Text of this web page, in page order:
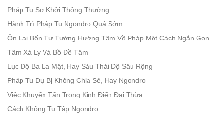
Pháp Tu Sơ Khởi Thông Thường
Hành Trì Pháp Tu Ngondro Quá Sớm
Ôn Lại Bốn Tư Tưởng Hướng Tâm Về Pháp Một Cách Ngắn Gọn
Tâm Xả Ly Và Bồ Đề Tâm
Lục Độ Ba La Mật, Hay Sáu Thái Độ Sâu Rộng
Pháp Tu Dự Bị Không Chia Sẻ, Hay Ngondro
Việc Khuyến Tấn Trong Kinh Điển Đại Thừa
Cách Không Tu Tập Ngondro